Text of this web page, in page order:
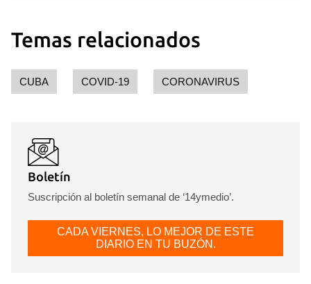
Temas relacionados
CUBA COVID-19 CORONAVIRUS
Boletín
Suscripción al boletín semanal de ‘14ymedio’.
CADA VIERNES, LO MEJOR DE ESTE
DIARIO EN TU BUZÓN.